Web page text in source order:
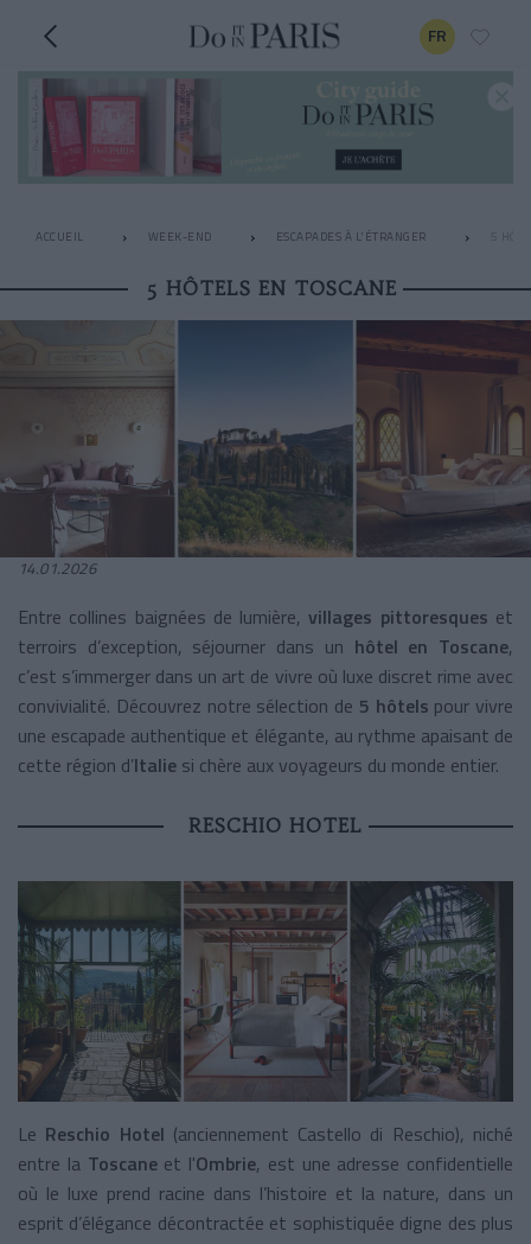
FR
ACCUEIL WEEK-END ESCAPADES À L'ÉTRANGER
5 HÔTELS EN TOSCANE
14.01.2026
Entre collines baignées de lumière, villages pittoresques et
terroirs d’exception, séjourner dans un hôtel en Toscane,
c’est s’immerger dans un art de vivre où luxe discret rime avec
convivialité. Découvrez notre sélection de 5 hôtels pour vivre
une escapade authentique et élégante, au rythme apaisant de
cette région d’Italie si chère aux voyageurs du monde entier.
RESCHIO HOTEL
Le Reschio Hotel (anciennement Castello di Reschio), niché
entre la Toscaneet l'Ombrie, est une adresse confidentielle
où le luxe prend racine dans l’histoire et la nature, dans un
esprit d’élégance décontractée et sophistiquée digne des plus